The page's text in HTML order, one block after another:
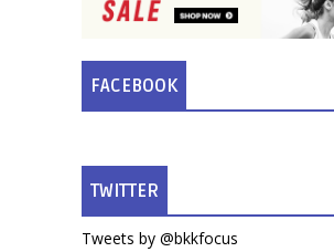
FACEBOOK
TWITTER
Tweets by @bkkfocus